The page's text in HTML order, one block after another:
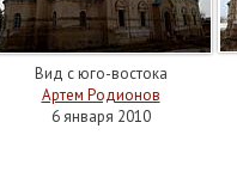
Вид с юго-востока
Артем Родионов
6 января 2010